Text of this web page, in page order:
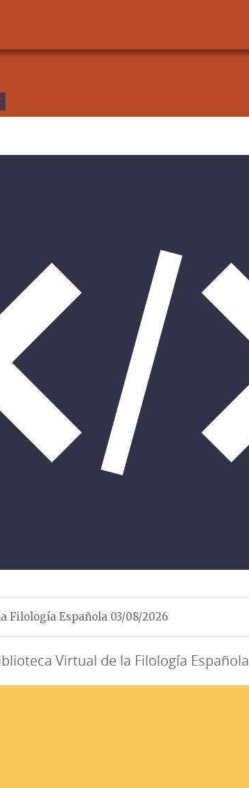
Filología Española 03/08/2026
Virtual de la Filología Española